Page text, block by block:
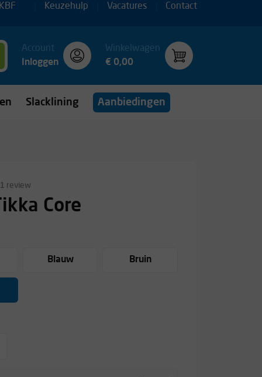
Keuzehulp Vacatures Contact
Account
Inloggen
Winkelwagen
€ 0,00
Slacklining Aanbiedingen
1 review
Core
Blauw Bruin